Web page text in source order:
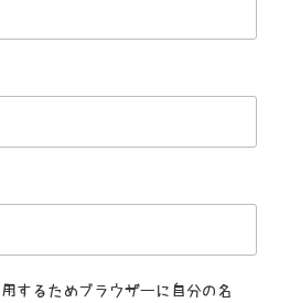
するためブラウザーに自分の名